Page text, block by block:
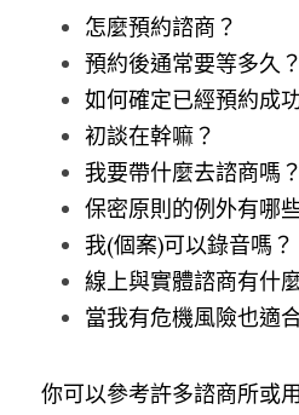
怎麼預約諮商？
預約後通常要等多久？
如何確定已經預約成
初談在幹嘛？
我要帶什麼去諮商嗎？
保密原則的例外有哪
我(個案)可以錄音嗎？
線上與實體諮商有什
當我有危機風險也適
你可以參考許多諮商所或